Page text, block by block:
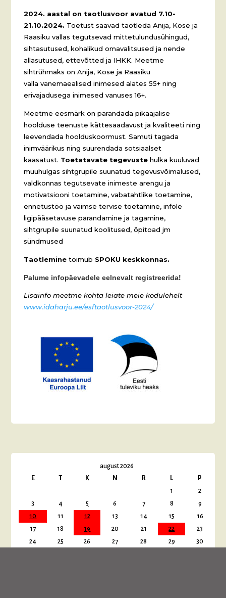
2024. aastal on taotlusvoor avatud 7.10-
21.10.2024. Toetust saavad taotleda Anija, Kose ja
Raasiku vallas tegutsevad mittetulundusühingud,
sihtasutused, kohalikud omavalitsused ja nende
allasutused, ettevõtted ja IHKK. Meetme
sihtrühmaks on Anija, Kose ja Raasiku
valla vanemaealised inimesed alates 55+ ning
erivajadusega inimesed vanuses 16+.
Meetme eesmärk on parandada pikaajalise
hoolduse teenuste kättesaadavust ja kvaliteeti ning
leevendada hoolduskoormust. Samuti tagada
inimväärikus ning suurendada sotsiaalset
kaasatust. Toetatavate tegevuste hulka kuuluvad
muuhulgas sihtgrupile suunatud tegevusvõimalused,
valdkonnas tegutsevate inimeste arengu ja
motivatsiooni toetamine, vabatahtlike toetamine,
ennetustöö ja vaimse tervise toetamine, infole
ligipääsetavuse parandamine ja tagamine,
sihtgrupile suunatud koolitused, õpitoad jm
sündmused
Taotlemine toimub SPOKU keskkonnas.
Palume infopäevadele eelnevalt registreerida!
Lisainfo meetme kohta leiate meie kodulehelt
www.idaharju.ee/esftaotlusvoor-2024/
august 2026
E
T K N R L
P
1
2
3
4 5 6 7 8
9
10
11 12 13 14 15
16
17
18 19 20 21 22
23
24
25 26 27 28 29
30